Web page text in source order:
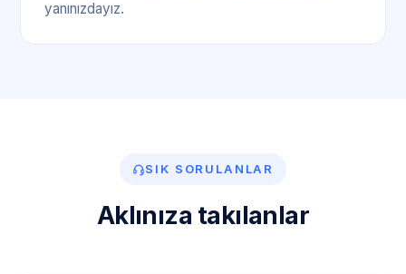
yanınızdayız.
SIK SORULANLAR
Aklınıza takılanlar